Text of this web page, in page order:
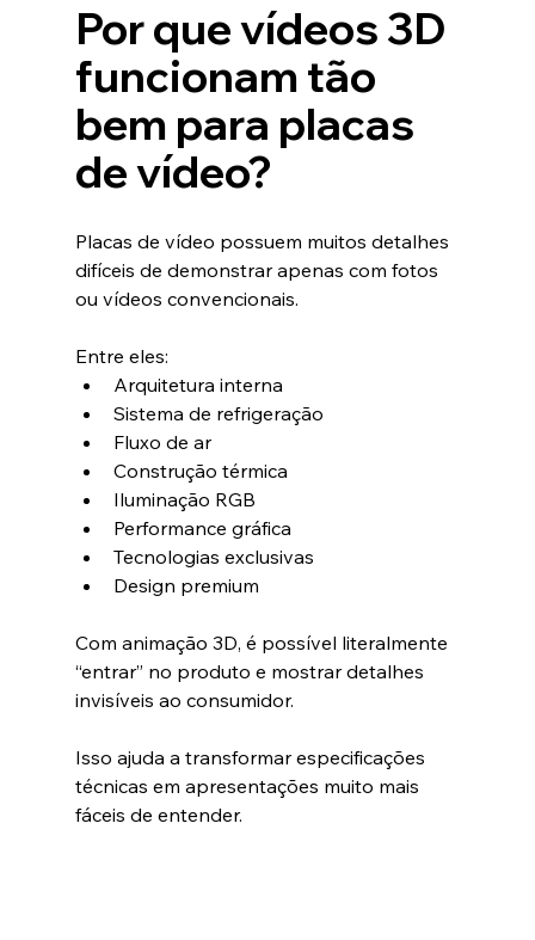
Por que vídeos 3D
funcionam tão
bem para placas
de vídeo?
Placas de vídeo possuem muitos detalhes
difíceis de demonstrar apenas com fotos
ou vídeos convencionais.
Entre eles:
Arquitetura interna
Sistema de refrigeração
Fluxo de ar
Construção térmica
Iluminação RGB
Performance gráfica
Tecnologias exclusivas
Design premium
Com animação 3D, é possível literalmente
“entrar” no produto e mostrar detalhes
invisíveis ao consumidor.
Isso ajuda a transformar especificações
técnicas em apresentações muito mais
fáceis de entender.